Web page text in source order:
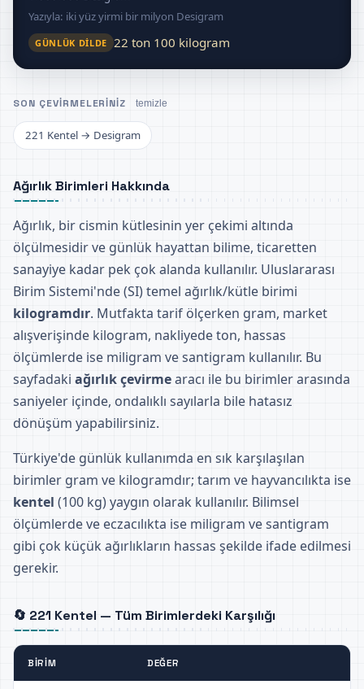
Yazıyla: iki yüz yirmi bir milyon Desigram
GÜNLÜK DILDE 22 ton 100 kilogram
SON ÇEVIRMELERINIZ temizle
221 Kentel → Desigram
Ağırlık Birimleri Hakkında
Ağırlık, bir cismin kütlesinin yer çekimi altında
ölçülmesidir ve günlük hayattan bilime, ticaretten
sanayiye kadar pek çok alanda kullanılır. Uluslararası
Birim Sistemi'nde (SI) temel ağırlık/kütle birimi
kilogramdır. Mutfakta tarif ölçerken gram, market
alışverişinde kilogram, nakliyede ton, hassas
ölçümlerde ise miligram ve santigram kullanılır. Bu
sayfadaki ağırlık çevirmearacı ile bu birimler arasında
saniyeler içinde, ondalıklı sayılarla bile hatasız
dönüşüm yapabilirsiniz.
Türkiye'de günlük kullanımda en sık karşılaşılan
birimler gram ve kilogramdır; tarım ve hayvancılıkta ise
kentel (100 kg) yaygın olarak kullanılır. Bilimsel
ölçümlerde ve eczacılıkta ise miligram ve santigram
gibi çok küçük ağırlıkların hassas şekilde ifade edilmesi
gerekir.
🔄 221 Kentel — Tüm Birimlerdeki Karşılığı
BIRIM DEĞER